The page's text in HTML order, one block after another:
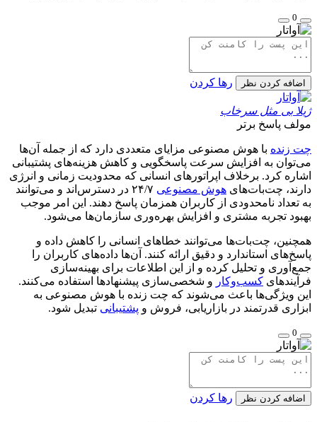
0
اضافه کردن نظر رها کردن
ژیلا بی مثل سرخاب
مولف پاسخ برتر
چت زنده با هوش مصنوعی مزایای متعددی دارد که از جمله آن‌ها
می‌توان به افزایش سرعت پاسخگویی و کاهش هزینه‌های پشتیبانی
اشاره کرد. برخلاف اپراتورهای انسانی که محدودیت زمانی و انرژی
دارند، چت‌بات‌های هوش مصنوعی
۲۴/۷ در دسترس‌اند و می‌توانند
به تعداد نامحدودی از کاربران همزمان پاسخ دهند. این امر موجب
بهبود تجربه مشتری و افزایش بهره‌وری سازمان‌ها می‌شود.
همچنین، چت‌بات‌ها می‌توانند خطاهای انسانی را کاهش داده و
پاسخ‌های استاندارد و دقیق ارائه کنند. آن‌ها داده‌های کاربران را
جمع‌آوری و تحلیل کرده و از این اطلاعات برای بهینه‌سازی
فرآیندهای کسب‌وکار و شخصی‌سازی پیشنهادها استفاده می‌کنند.
این ویژگی‌ها باعث می‌شوند که چت زنده با هوش مصنوعی به
ابزاری قدرتمند در بازاریابی، فروش و پشتیبانی تبدیل شود.
0
اضافه کردن نظر رها کردن